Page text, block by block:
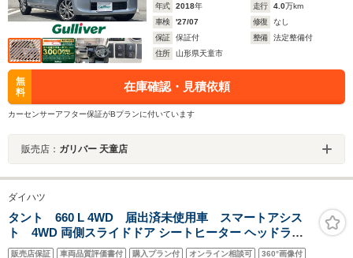
年式 2018年 走行 4.0万km
車検
'27/07 修復
なし
保証
保証付 整備
法定整備付
住所
山形県天童市
無
料
在庫確認・見積依頼
カーセンサーアフター保証がBプランに付いています
販売店： ガリバー 天童店
ダイハツ
タント 660 L 4WD 届出済未使用車 スマートアシス
ト 4WD 両側スライドドア シートヒーター ヘッドライ
トレベライザー LEDヘッドランプ オートライト オートハ
販売店保証 車両品質評価書付 購入プラン付 オンライン相談可 360°画像付